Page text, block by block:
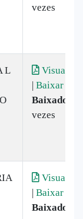
vezes
L
| Baixar
Baixado:
vezes
| Baixar
Baixado: